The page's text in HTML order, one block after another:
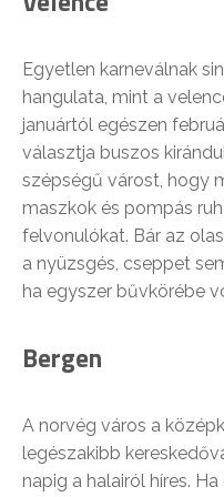
Egyetlen karneválnak
hangulata, mint a
januártól egészen
választja buszos
szépségű várost, hogy
maszkok és pompás
felvonulókat. Bár az
a nyüzsgés, cseppet
ha egyszer bűvkörébe
Bergen
A norvég város a
legészakibb
napig a halairól híres.